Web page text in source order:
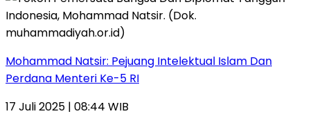
Mohammad Natsir: Pejuang Intelektual Islam Dan
Perdana Menteri Ke-5 RI
17 Juli 2025 | 08:44 WIB